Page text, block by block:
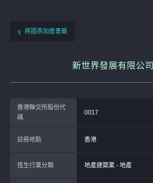
將圖表加進書籤
新世界發展有限公司
香港聯交所股份代
碼
0017
註冊地點 香港
恆生行業分類 地產建築業 - 地產